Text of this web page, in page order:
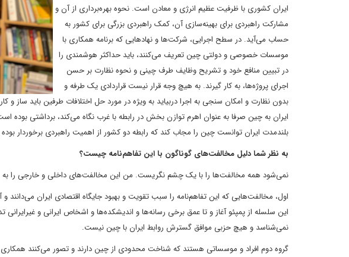
ایران کشوری با ظرفیت عظیم انرژی و معادن است. نحوه بهره‌برداری از آن و
مشارکت راهبردی برای بهینه‌سازی آن، کمک راهبردی بزرگی برای کشور به
حساب می‌آید. در سطح اجرایی، شرکت‌ها و نهادهایی که برنامه همکاری با
موسسات خصوصی و دولتی چین تعریف می‌کنند، باید حداکثر هوشمندی را
در تبیین منافع خود و تشریح وظایف طرف چینی و نحوه نظارت بر حسن
اجرای پروژه‌ها، به کار گیرند. به هیچ وجه قرار نیست قراردادی یک طرفه و
بدون نظارت و امکان سنجی به اجرا دربیاید به ویژه در مورد حل اختلافات طرفین باید ساز
ایران به چین صرفا به عنوان اهرم توازن بخش در رابطه با غرب نگاه می‌کند، برداشتی
بلندمدت ایران توانست چین را مجاب کند که رابطه دو کشور از اهمیت راهبردی برخوردار
به نظر شما دلیل مخالفت‌های گوناگون با این تفاهم‌نامه چیست؟
نمی‌شود همه مخالفت‌ها را با یک چشم نگریست. من این مخالفت‌های داخلی و خارجی را
اول، مخالفت‌هایی که این تفاهم‌نامه را سبب تقویت و بهبود جایگاه اقتصادی ایران می‌دانند و
این سلسله از پمپئو آغاز و تا عمق برخی رسانه‌ها و اندیشکده‌ها و اشخاص ایرانی و
نمی‌شناسد و هیچ حزبی موافق گسترش روابط ایران با چین نیست.
گروه دوم افراد و موسساتی هستند که شناخت محدودی از چین دارند و تصور می‌کنند همکاری